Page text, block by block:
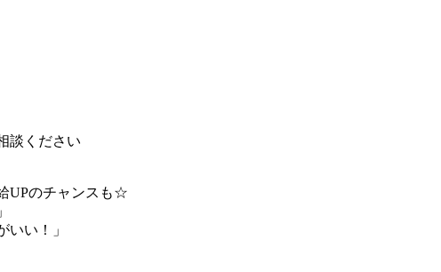
談ください
UPのチャンスも☆
いい！」